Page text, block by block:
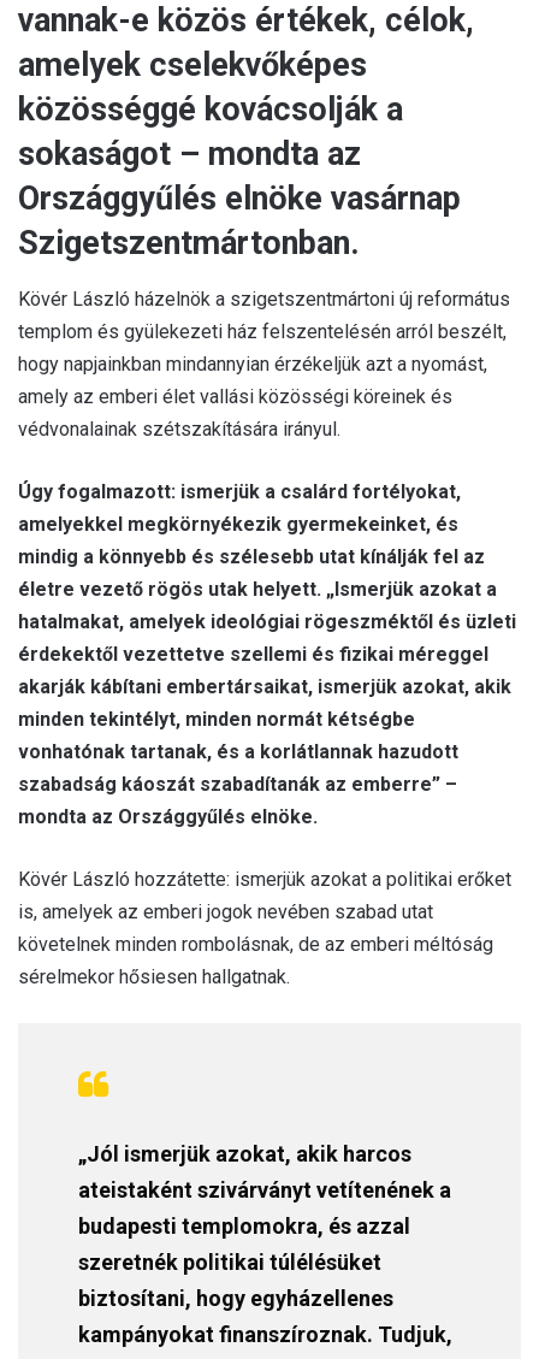
vannak-e közös értékek, célok,
amelyek cselekvőképes
közösséggé kovácsolják a
sokaságot – mondta az
Országgyűlés elnöke vasárnap
Szigetszentmártonban.
Kövér László házelnök a szigetszentmártoni új református
templom és gyülekezeti ház felszentelésén arról beszélt,
hogy napjainkban mindannyian érzékeljük azt a nyomást,
amely az emberi élet vallási közösségi köreinek és
védvonalainak szétszakítására irányul.
Úgy fogalmazott: ismerjük a csalárd fortélyokat,
amelyekkel megkörnyékezik gyermekeinket, és
mindig a könnyebb és szélesebb utat kínálják fel az
életre vezető rögös utak helyett. „Ismerjük azokat a
hatalmakat, amelyek ideológiai rögeszméktől és üzleti
érdekektől vezettetve szellemi és fizikai méreggel
akarják kábítani embertársaikat, ismerjük azokat, akik
minden tekintélyt, minden normát kétségbe
vonhatónak tartanak, és a korlátlannak hazudott
szabadság káoszát szabadítanák az emberre” –
mondta az Országgyűlés elnöke.
Kövér László hozzátette: ismerjük azokat a politikai erőket
is, amelyek az emberi jogok nevében szabad utat
követelnek minden rombolásnak, de az emberi méltóság
sérelmekor hősiesen hallgatnak.
„Jól ismerjük azokat, akik harcos
ateistaként szivárványt vetítenének a
budapesti templomokra, és azzal
szeretnék politikai túlélésüket
biztosítani, hogy egyházellenes
kampányokat finanszíroznak. Tudjuk,